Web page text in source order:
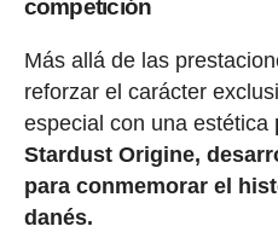
competición
Más allá de las
reforzar el carácter
especial con una estética
Stardust Origine,
para conmemorar el
danés.